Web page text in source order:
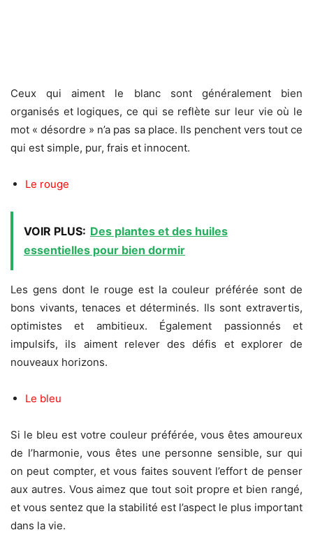
Ceux qui aiment le blanc sont généralement bien
organisés et logiques, ce qui se reflète sur leur vie où le
mot « désordre » n’a pas sa place. Ils penchent vers tout ce
qui est simple, pur, frais et innocent.
Le rouge
VOIR PLUS: Des plantes et des huiles
essentielles pour bien dormir
Les gens dont le rouge est la couleur préférée sont de
bons vivants, tenaces et déterminés. Ils sont extravertis,
optimistes et ambitieux. Également passionnés et
impulsifs, ils aiment relever des défis et explorer de
nouveaux horizons.
Le bleu
Si le bleu est votre couleur préférée, vous êtes amoureux
de l’harmonie, vous êtes une personne sensible, sur qui
on peut compter, et vous faites souvent l’effort de penser
aux autres. Vous aimez que tout soit propre et bien rangé,
et vous sentez que la stabilité est l’aspect le plus important
dans la vie.